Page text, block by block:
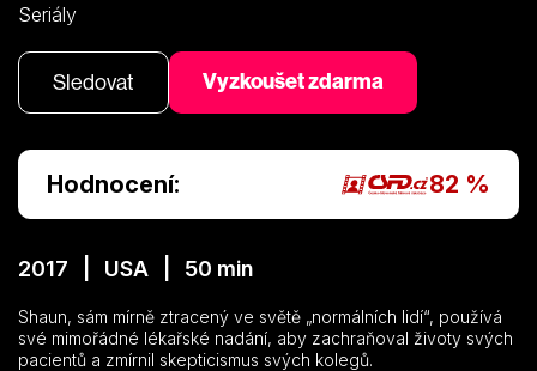
Seriály
Sledovat Vyzkoušet zdarma
Hodnocení: 82 %
2017 | USA | 50 min
Shaun, sám mírně ztracený ve světě „normálních lidí“, používá
své mimořádné lékařské nadání, aby zachraňoval životy svých
pacientů a zmírnil skepticismus svých kolegů.